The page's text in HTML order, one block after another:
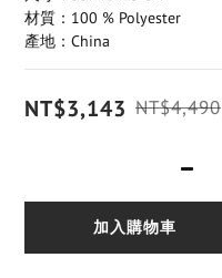
材質：100 % Polyester
產地：China
NT$3,143 NT$4,490
加入購物車